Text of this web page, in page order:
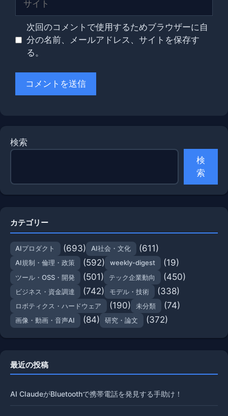
次回のコメントで使用するためブラウザーに自
分の名前、メールアドレス、サイトを保存す
る。
検索
検
索
カテゴリー
AIプロダクト (693) AI社会・文化 (611)
AI規制・倫理・政策 (592) weekly-digest (19)
ツール・OSS・開発 (501) テック企業動向 (450)
ビジネス・資金調達 (742) モデル・技術 (338)
ロボティクス・ハードウェア (190) 未分類 (74)
画像・動画・音声AI (84) 研究・論文 (372)
最近の投稿
AI ClaudeがBluetoothで携帯電話を発見する手助け！